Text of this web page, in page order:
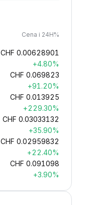
Cena i 24H%
CHF 0.00628901
+4.80%
CHF 0.069823
+91.20%
CHF 0.013925
+229.30%
CHF 0.03033132
+35.90%
CHF 0.02959832
+22.40%
CHF 0.091098
+3.90%